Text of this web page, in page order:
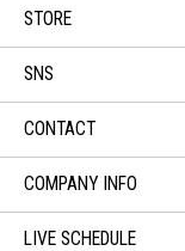
STORE
SNS
CONTACT
COMPANY INFO
LIVE SCHEDULE